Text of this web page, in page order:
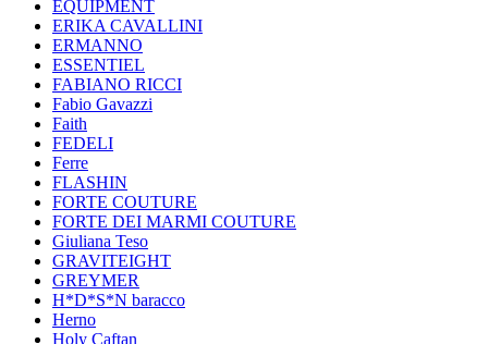
EQUIPMENT
ERIKA CAVALLINI
ERMANNO
ESSENTIEL
FABIANO RICCI
Fabio Gavazzi
Faith
FEDELI
Ferre
FLASHIN
FORTE COUTURE
FORTE DEI MARMI COUTURE
Giuliana Teso
GRAVITEIGHT
GREYMER
H*D*S*N baracco
Herno
Holy Caftan